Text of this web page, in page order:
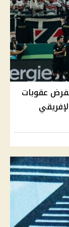
عقوبات